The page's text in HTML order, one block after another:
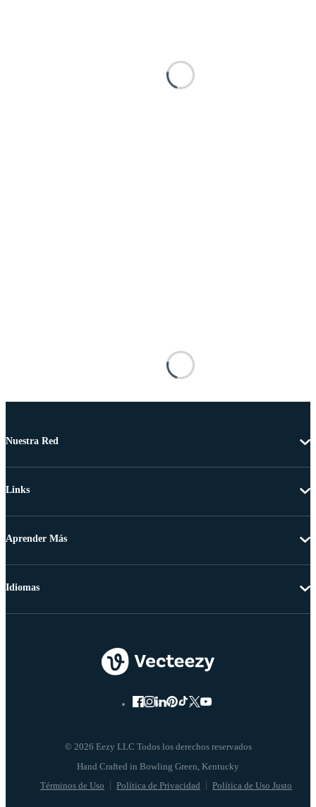
Nuestra Red
Links
Aprender Más
© 2026 Eezy LLC Todos los derechos reservados
Términos de Uso Política de Privacidad Política de Uso Justo
Idiomas